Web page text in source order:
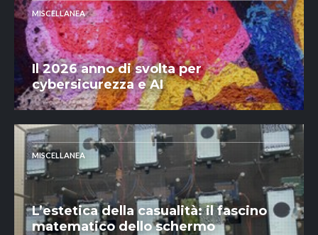
MISCELLANEA
Il 2026 anno di svolta per
cybersicurezza e AI
MISCELLANEA
L’estetica della casualità: il fascino
matematico dello schermo